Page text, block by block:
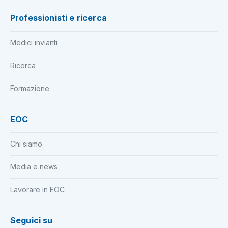
Professionisti e ricerca
Medici invianti
Ricerca
Formazione
EOC
Chi siamo
Media e news
Lavorare in EOC
Seguici su